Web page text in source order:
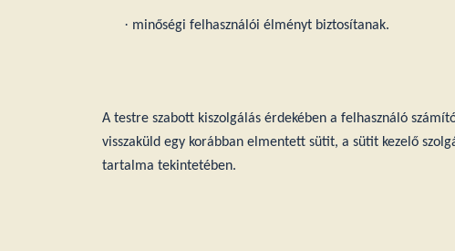
· minőségi felhasználói élményt biztosítanak.
A testre szabott kiszolgálás érdekében a felhasználó
visszaküld egy korábban elmentett sütit, a sütit kezelő
tartalma tekintetében.